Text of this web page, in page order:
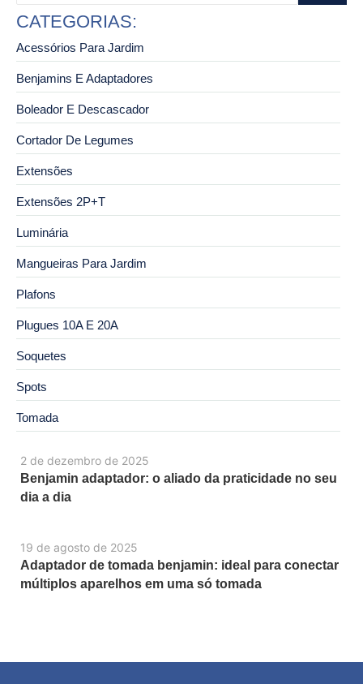
2 de dezembro de 2025
Benjamin adaptador: o aliado da praticidade no seu
dia a dia
19 de agosto de 2025
Adaptador de tomada benjamin: ideal para conectar
múltiplos aparelhos em uma só tomada
CATEGORIAS:
Acessórios Para Jardim
Benjamins E Adaptadores
Boleador E Descascador
Cortador De Legumes
Extensões
Extensões 2P+T
Luminária
Mangueiras Para Jardim
Plafons
Plugues 10A E 20A
Soquetes
Spots
Tomada